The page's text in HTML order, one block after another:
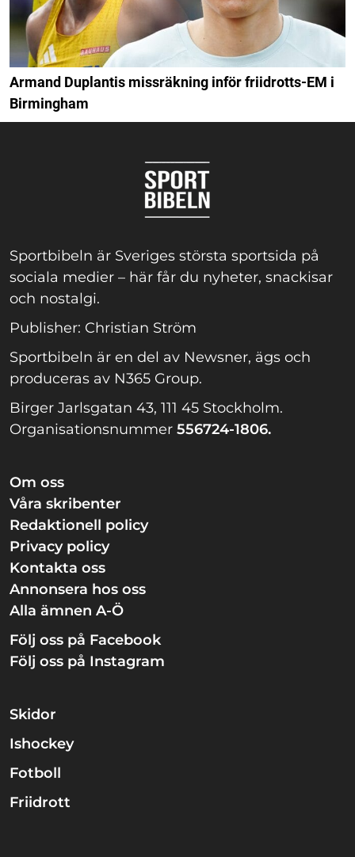
Armand Duplantis missräkning inför friidrotts-EM i
Birmingham
Sportbibeln är Sveriges största sportsida på
sociala medier – här får du nyheter, snackisar
och nostalgi.
Publisher: Christian Ström
Sportbibeln är en del av Newsner, ägs och
produceras av N365 Group.
Birger Jarlsgatan 43, 111 45 Stockholm.
Organisationsnummer 556724-1806.
Om oss
Våra skribenter
Redaktionell policy
Privacy policy
Kontakta oss
Annonsera hos oss
Alla ämnen A-Ö
Följ oss på Facebook
Följ oss på Instagram
Skidor
Ishockey
Fotboll
Friidrott